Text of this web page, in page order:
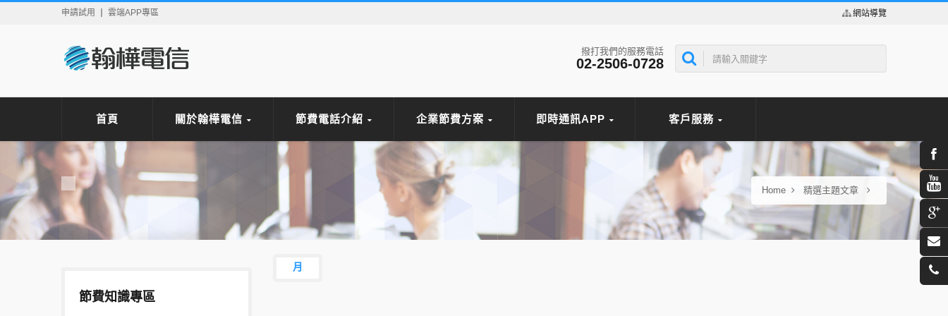
申請試用 雲端APP專區 網站導覽
撥打我們的服務電話
02-2506-0728
首頁 關於翰樺電信 節費電話介紹 企業節費方案 即時通訊APP 客戶服務
Home 精選主題文章
節費知識專區
月